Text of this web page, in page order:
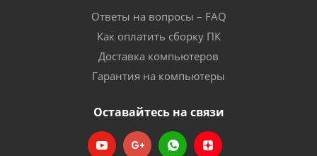
Ответы на вопросы – FAQ
Как оплатить сборку ПК
Доставка компьютеров
Гарантия на компьютеры
Оставайтесь на связи